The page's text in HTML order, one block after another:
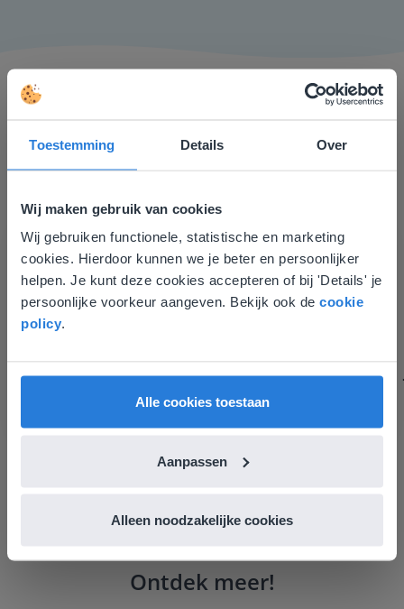
Toestemming Details Over
Wij maken gebruik van cookies
Wij gebruiken functionele, statistische en marketing
cookies. Hierdoor kunnen we je beter en persoonlijker
helpen. Je kunt deze cookies accepteren of bij 'Details' je
persoonlijke voorkeur aangeven. Bekijk ook de cookie
policy.
Alle cookies toestaan
Aanpassen
Alleen noodzakelijke cookies
Ik vind de professionaliteit en behulpzaamheid een
groot pluspunt van Gynzy. Datzelfde geldt voor het
luisteren naar suggesties, het open karakter en de
informatievoorziening via de website. Ik kan niets ter
verbetering noemen.
Tamara Alkemade
Leerkracht / ICT-coördinator op de Prinses
Ontdek meer!
Deze website komt niet
overeen met je locatie
Gezien je locatie, denken we dat je misschien
liever naar de website voor English gaat. Hier
English
Nederland